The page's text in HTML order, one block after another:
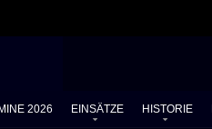
2026 EINSÄTZE HISTORIE